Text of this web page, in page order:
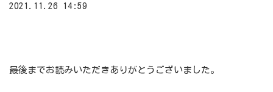
2021.11.26 14:59
最後までお読みいただきありがとうございました。